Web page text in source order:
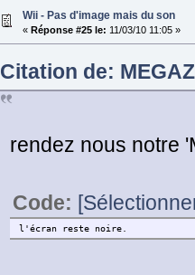
Wii - Pas d'image mais du son
« Réponse #25 le: 11/03/10 11:05 »
Citation de:
rendez nous notre
Code:
l'écran reste noire.